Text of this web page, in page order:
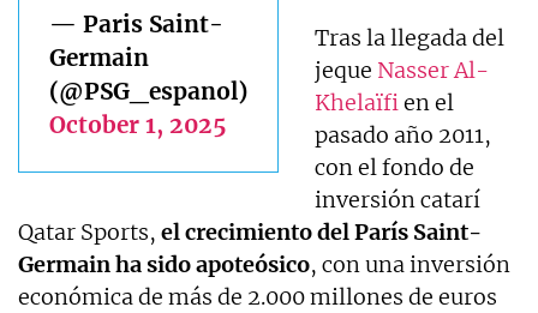
— Paris Saint-
Germain
(@PSG_espanol)
October 1, 2025
Tras la llegada del
jeque Nasser Al-
Khelaïfien el
pasado año 2011,
con el fondo de
inversión catarí
Qatar Sports, el crecimiento del París Saint-
Germain ha sido apoteósico, con una inversión
económica de más de 2.000 millones de euros